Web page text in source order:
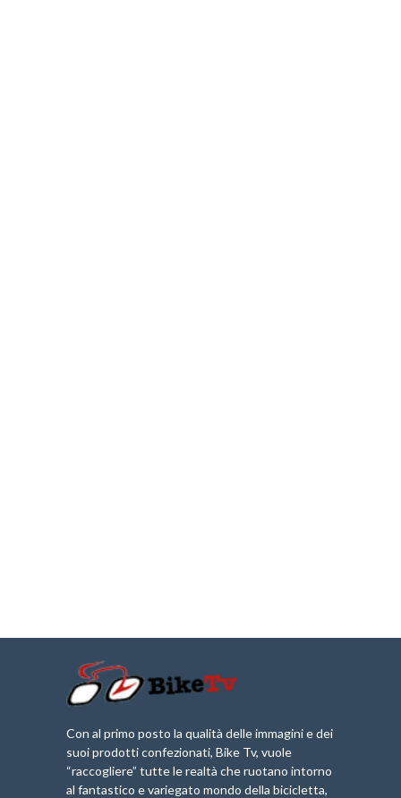
Con al primo posto la qualità delle immagini e dei
suoi prodotti confezionati, Bike Tv, vuole
“raccogliere” tutte le realtà che ruotano intorno
al fantastico e variegato mondo della bicicletta,